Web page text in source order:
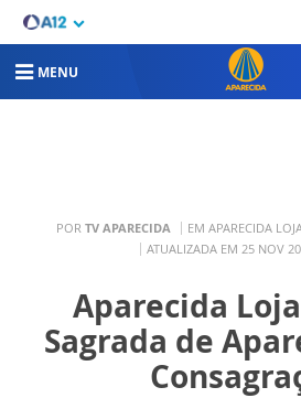
MENU
POR TV APARECIDA EM APARECIDA
ATUALIZADA EM 25 NOV
Aparecida
Sagrada de